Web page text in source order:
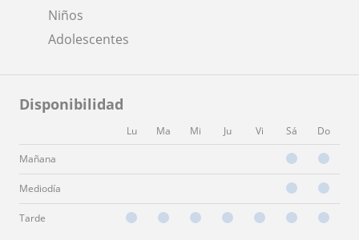
Niños
Adolescentes
Disponibilidad
Lu Ma Mi Ju Vi Sá Do
Mañana
Mediodía
Tarde